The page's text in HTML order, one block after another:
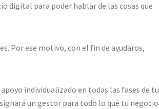
digital para poder hablar de las cosas que
Por ese motivo, con el fin de ayudaros,
individualizado en todas las fases de tu
un gestor para todo lo qué tu negocio